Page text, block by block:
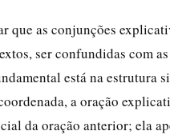
que as conjunções
ser confundidas com
está na estrutura
a oração
da oração anterior; ela